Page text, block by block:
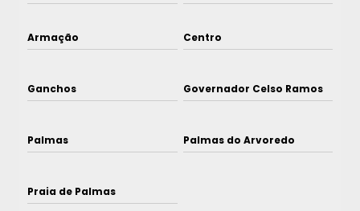
Armação Centro
Ganchos Governador Celso Ramos
Palmas Palmas do Arvoredo
Praia de Palmas